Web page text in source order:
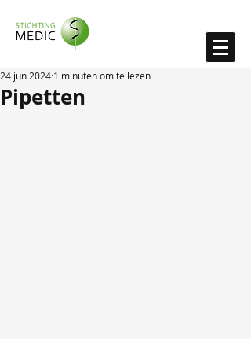
Pipetten
24 jun 2024 1 minuten om te lezen